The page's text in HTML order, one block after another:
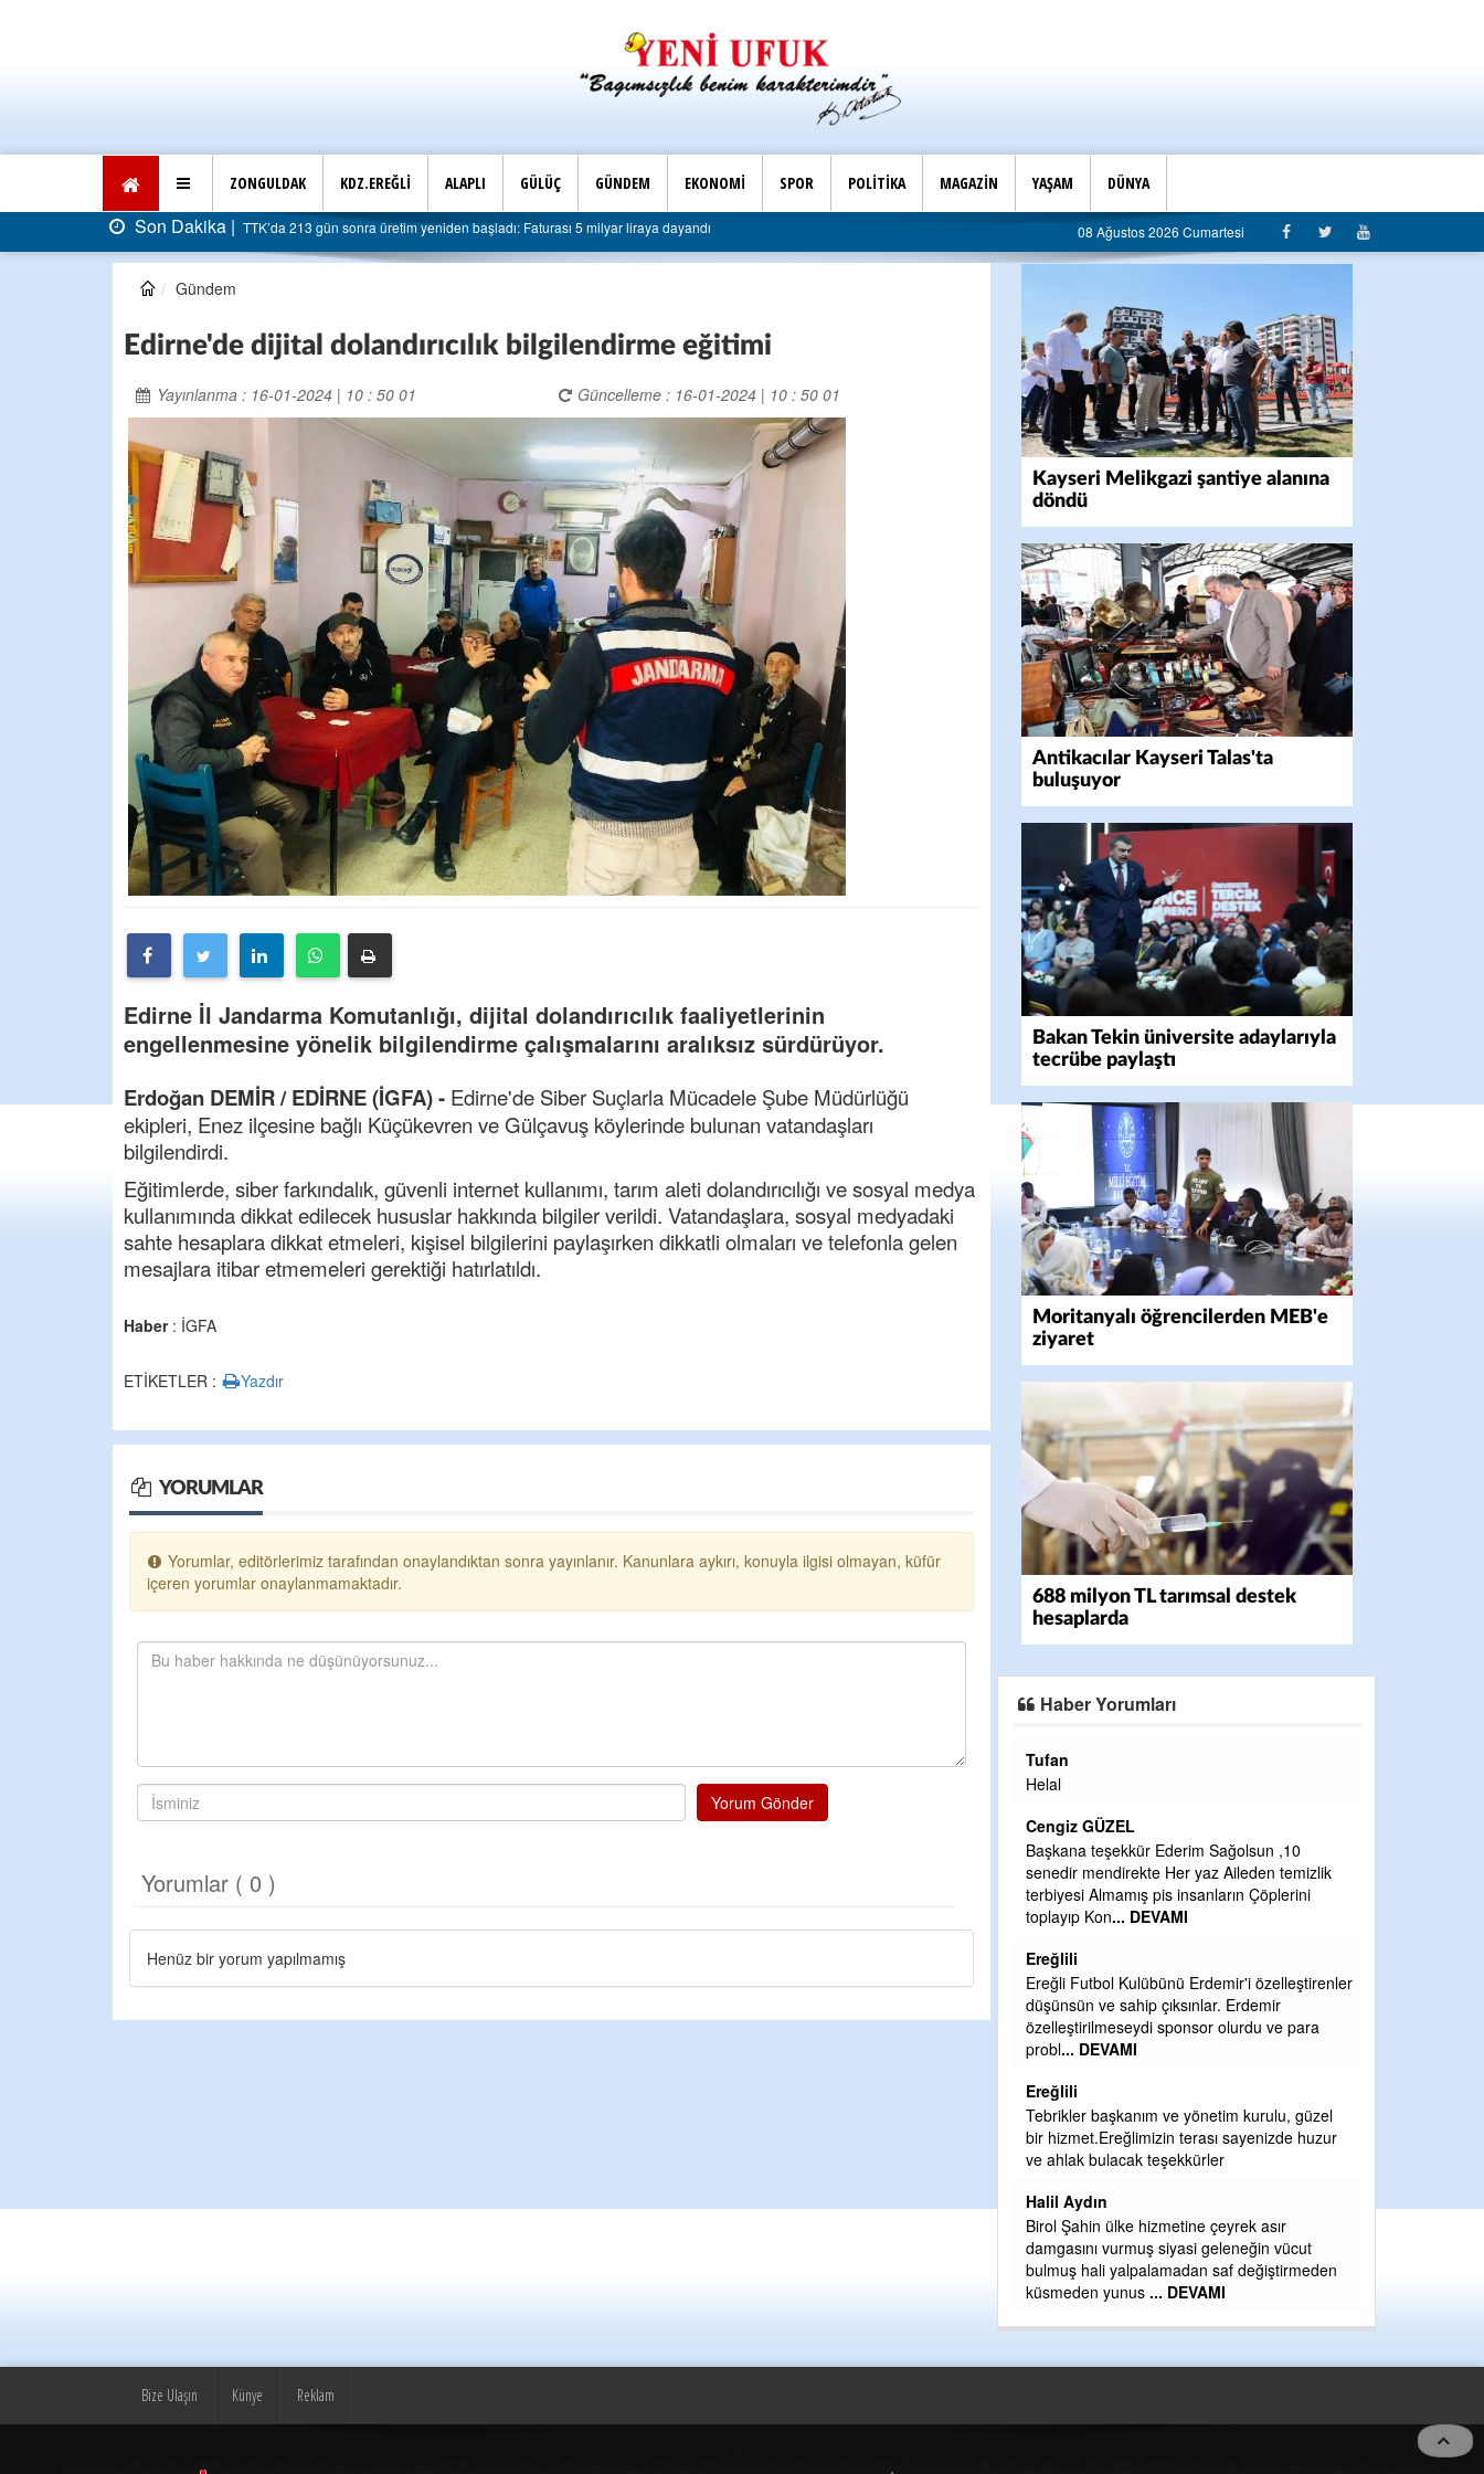
ZONGULDAK KDZ.EREĞLİ ALAPLI GÜLÜÇ GÜNDEM EKONOMİ SPOR POLİTİKA MAGAZİN YAŞAM DÜNYA
Son Dakika |TTK’da 213 gün sonra üretim yeniden başladı: Faturası 5 milyar liraya dayandı Son Dakika | AK Parti Ereğli İlçe Başkanlığı’ndan belediyeye sert eleştiri: “Algı siyaseti değil, hizmet belediyeciliği”
08 Ağustos 2026 Cumartesi
Gündem
Edirne'de dijital dolandırıcılık bilgilendirme eğitimi
Yayınlanma : 16-01-2024 | 10 : 50 01 Güncelleme : 16-01-2024 | 10 : 50 01
Edirne İl Jandarma Komutanlığı, dijital dolandırıcılık faaliyetlerinin
engellenmesine yönelik bilgilendirme çalışmalarını aralıksız sürdürüyor.
Erdoğan DEMİR / EDİRNE (İGFA) - Edirne'de Siber Suçlarla Mücadele Şube Müdürlüğü
ekipleri, Enez ilçesine bağlı Küçükevren ve Gülçavuş köylerinde bulunan vatandaşları
bilgilendirdi.
Eğitimlerde, siber farkındalık, güvenli internet kullanımı, tarım aleti dolandırıcılığı ve sosyal medya
kullanımında dikkat edilecek hususlar hakkında bilgiler verildi. Vatandaşlara, sosyal medyadaki
sahte hesaplara dikkat etmeleri, kişisel bilgilerini paylaşırken dikkatli olmaları ve telefonla gelen
mesajlara itibar etmemeleri gerektiği hatırlatıldı.
Haber: İGFA
ETİKETLER : Yazdır
YORUMLAR
Yorumlar, editörlerimiz tarafından onaylandıktan sonra yayınlanır. Kanunlara aykırı, konuyla ilgisi olmayan, küfür
içeren yorumlar onaylanmamaktadır.
Yorum Gönder
Yorumlar ( 0 )
Henüz bir yorum yapılmamış
Kayseri Melikgazi şantiye alanına
döndü
Antikacılar Kayseri Talas'ta
buluşuyor
Bakan Tekin üniversite adaylarıyla
tecrübe paylaştı
Moritanyalı öğrencilerden MEB'e
ziyaret
688 milyon TL tarımsal destek
hesaplarda
Haber Yorumları
Helal
Cengiz GÜZEL
Başkana teşekkür Ederim Sağolsun ,10
senedir mendirekte Her yaz Aileden temizlik
terbiyesi Almamış pis insanların Çöplerini
Ereğli Futbol Kulübünü Erdemir'i özelleştirenler
düşünsün ve sahip çıksınlar. Erdemir
özelleştirilmeseydi sponsor olurdu ve para
Tebrikler başkanım ve yönetim kurulu, güzel
bir hizmet.Ereğlimizin terası sayenizde huzur
Birol Şahin ülke hizmetine çeyrek asır
damgasını vurmuş siyasi geleneğin vücut
bulmuş hali yalpalamadan saf değiştirmeden
CEVDET YILMAZ
GULDERE DERE ÇALIŞMALARI, SEKIZ YIL
ÖNCE ALKAYA TARAFINDAN BAŞLATILDI,
ETRASFINDA YERLEŞİM YERI OLMAYAN
Şaban yavuz
Mekanı cennet olsun kederli ailesine Rabbim
Sabri Celil ihsan eylesin
Günaydın hayırlı sabahlar dilerim
H BakiYüksel
Kdz.Ereğli/Zonguldak